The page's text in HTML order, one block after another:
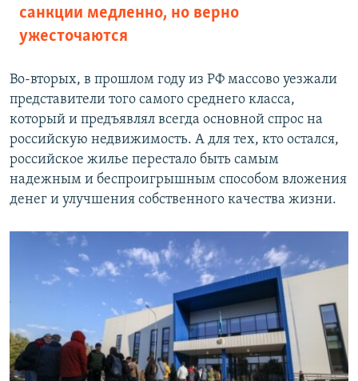
санкции медленно, но верно
ужесточаются
Во-вторых, в прошлом году из РФ массово уезжали
представители того самого среднего класса,
который и предъявлял всегда основной спрос на
российскую недвижимость. А для тех, кто остался,
российское жилье перестало быть самым
надежным и беспроигрышным способом вложения
денег и улучшения собственного качества жизни.